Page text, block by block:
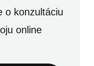
o konzultáciu
online